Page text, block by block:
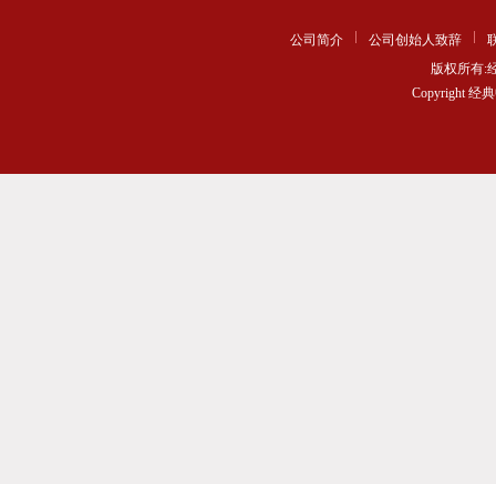
公司简介 公司创始人致辞
版权所有:
Copyright 经